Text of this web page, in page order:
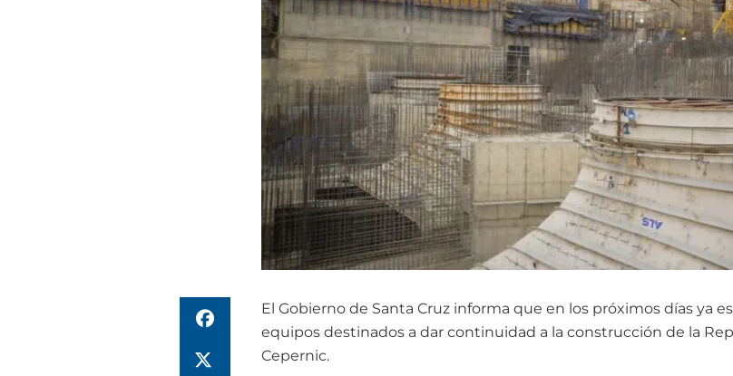
El Gobierno de Santa Cruz informa que en los próximos días ya
equipos destinados a dar continuidad a la construcción de la
Cepernic.